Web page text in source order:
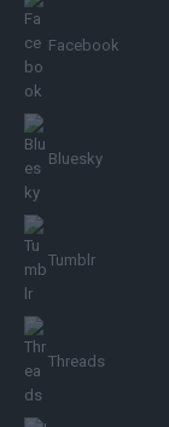
Facebook
Bluesky
Tumblr
Threads